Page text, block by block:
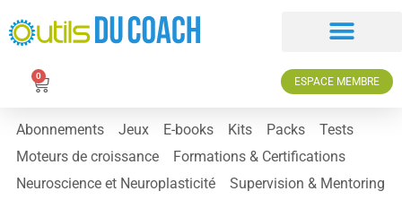
0 ESPACE MEMBRE
Abonnements Jeux E-books Kits Packs
Tests
Moteurs de croissance
Formations & Certifications
Neuroscience et Neuroplasticité
Supervision & Mentoring